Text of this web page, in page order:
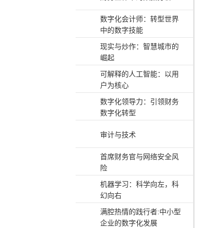
数字化会计师：转型世界
中的数字技能
现实与炒作：智慧城市的
崛起
可解释的人工智能：以用
户为核心
数字化领导力：引领财务
数字化转型
审计与技术
首席财务官与网络安全风
险
机器学习：科学向左，科
幻向右
满腔热情的践行者:中小型
企业的数字化发展